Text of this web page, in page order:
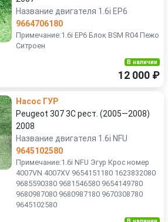
Название двигателя 1.6i EP6
9664706180
Примечание:1.6i EP6 Блок BSM R04 Пежо
Ситроен
В наличии
12 000 ₽
Насос ГУР
Peugeot 307 3C рест. (2005—2008)
2008
Название двигателя 1.6i NFU
9645102580
Примечание:1.6i NFU Эгур Крос номер
4007VN 4007XV 9654151180 1623832080
9685590380 9681546580 9654149780
9680987080 9680987180 9670308780
9645102580